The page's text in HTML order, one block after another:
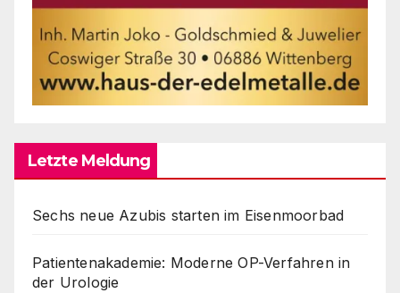
Letzte Meldung
Sechs neue Azubis starten im Eisenmoorbad
Patientenakademie: Moderne OP-Verfahren in
der Urologie